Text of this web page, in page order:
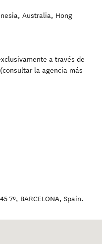
Australia, Hong
a través de
la agencia más
7º, BARCELONA, Spain.